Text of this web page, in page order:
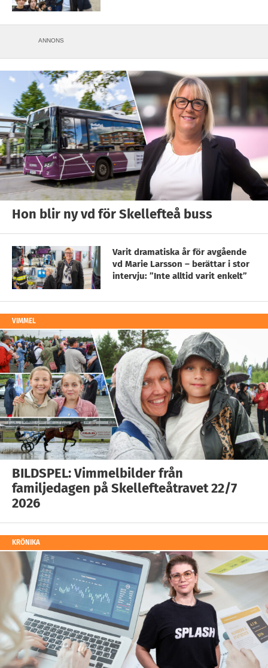
ANNONS
Hon blir ny vd för Skellefteå buss
Varit dramatiska år för avgående
vd Marie Larsson – berättar i stor
intervju: ”Inte alltid varit enkelt”
VIMMEL
BILDSPEL: Vimmelbilder från
familjedagen på Skellefteåtravet 22/7
2026
KRÖNIKA